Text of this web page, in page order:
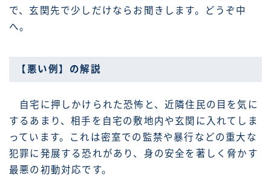
で、玄関先で少しだけならお聞きします。どうぞ中
へ。
【悪い例】の解説
自宅に押しかけられた恐怖と、近隣住民の目を気に
するあまり、相手を自宅の敷地内や玄関に入れてしま
っています。これは密室での監禁や暴行などの重大な
犯罪に発展する恐れがあり、身の安全を著しく脅かす
最悪の初動対応です。